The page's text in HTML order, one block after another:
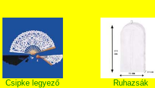
Csipke legyező Ruhazsák